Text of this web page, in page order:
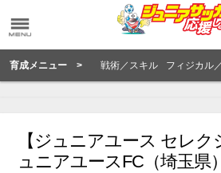
育成メニュー > 戦術／スキル フィジカル
【ジュニアユース セレ
ュニアユースFC（埼玉県）